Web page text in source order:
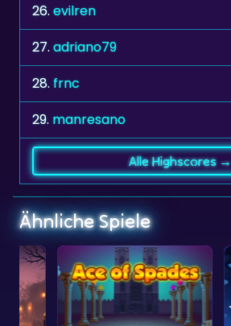
26.evilren
27.adriano79
28.frnc
29. manresano
Alle Highscores →
Ähnliche Spiele